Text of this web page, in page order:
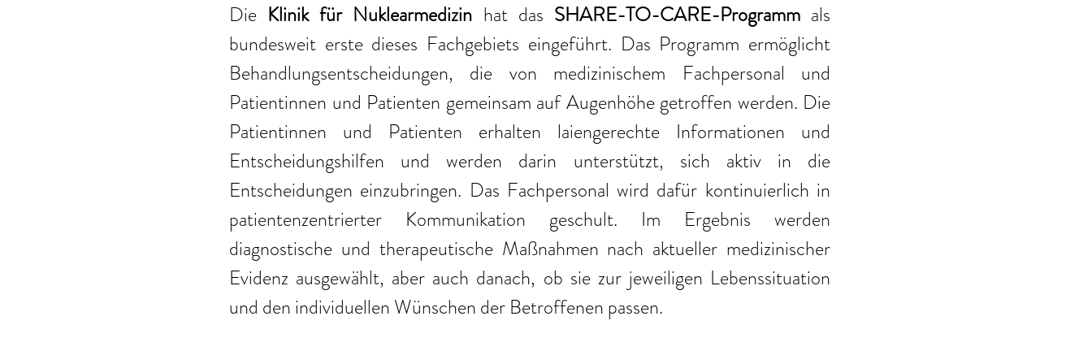
Die Klinik für Nuklearmedizin hat das SHARE-TO-CARE-Programm als
bundesweit erste dieses Fachgebiets eingeführt. Das Programm ermöglicht
Behandlungsentscheidungen, die von medizinischem Fachpersonal und
Patientinnen und Patienten gemeinsam auf Augenhöhe getroffen werden. Die
Patientinnen und Patienten erhalten laiengerechte Informationen und
Entscheidungshilfen und werden darin unterstützt, sich aktiv in die
Entscheidungen einzubringen. Das Fachpersonal wird dafür kontinuierlich in
patientenzentrierter Kommunikation geschult. Im Ergebnis werden
diagnostische und therapeutische Maßnahmen nach aktueller medizinischer
Evidenz ausgewählt, aber auch danach, ob sie zur jeweiligen Lebenssituation
und den individuellen Wünschen der Betroffenen passen.